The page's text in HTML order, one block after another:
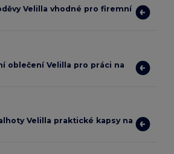
Velilla vhodné pro firemní
oblečení Velilla pro práci na
Velilla praktické kapsy na